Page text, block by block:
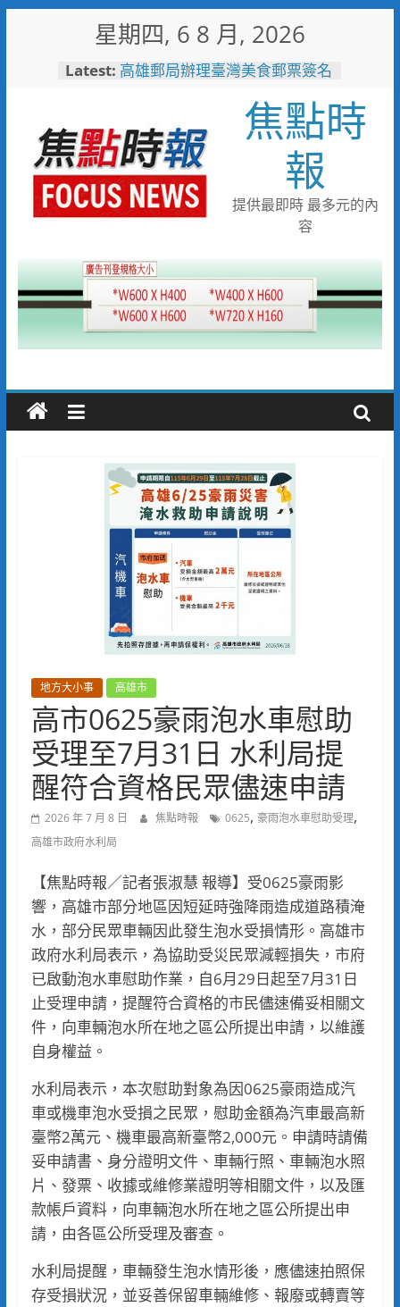
星期四, 6 8 月, 2026
Latest: 高雄郵局辦理臺灣美食郵票簽名
耐心勸導卸心防、同理溝通助團
聚 竹警二分局協助滯留在外男
子返家
助產業提升永續競爭力 低碳化
暨節能診斷方案說明會8/18花蓮
登場
黃偉哲推動下營都市新發展 第
十九期公設解編市地重劃說明會
業者自主通報苦茶油檢驗異常，
嘉義縣衛生局迅速啟動查核回收
機制
焦點時
報
提供最即時 最多元的內
容
地方大小事 高雄市
高市0625豪雨泡水車慰助
受理至7月31日 水利局提
醒符合資格民眾儘速申請
2026 年 7 月 8 日 焦點時報 0625, 豪雨泡水車慰助受理,
高雄市政府水利局
【焦點時報／記者張淑慧 報導】受0625豪雨影
響，高雄市部分地區因短延時強降雨造成道路積淹
水，部分民眾車輛因此發生泡水受損情形。高雄市
政府水利局表示，為協助受災民眾減輕損失，市府
已啟動泡水車慰助作業，自6月29日起至7月31日
止受理申請，提醒符合資格的市民儘速備妥相關文
件，向車輛泡水所在地之區公所提出申請，以維護
自身權益。
水利局表示，本次慰助對象為因0625豪雨造成汽
車或機車泡水受損之民眾，慰助金額為汽車最高新
臺幣2萬元、機車最高新臺幣2,000元。申請時請備
妥申請書、身分證明文件、車輛行照、車輛泡水照
片、發票、收據或維修業證明等相關文件，以及匯
款帳戶資料，向車輛泡水所在地之區公所提出申
請，由各區公所受理及審查。
水利局提醒，車輛發生泡水情形後，應儘速拍照保
存受損狀況，並妥善保留車輛維修、報廢或轉賣等